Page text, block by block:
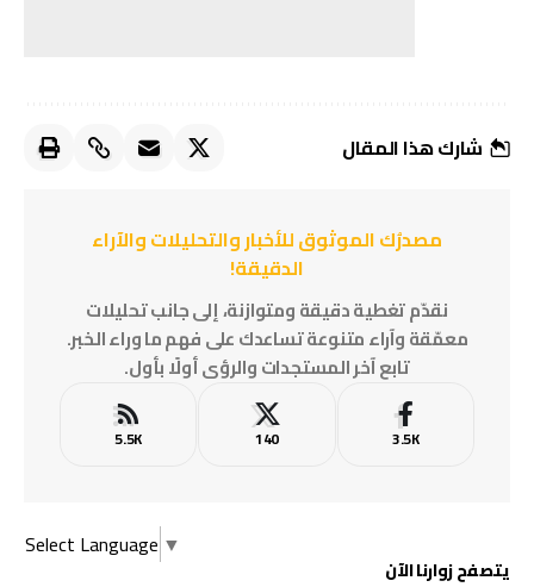
شارك هذا المقال
مصدرُك الموثوق للأخبار والتحليلات والآراء
الدقيقة!
نقدّم تغطية دقيقة ومتوازنة، إلى جانب تحليلات
معمّقة وآراء متنوعة تساعدك على فهم ما وراء الخبر.
تابع آخر المستجدات والرؤى أولًا بأول.
3.5K
140
5.5K
Select Language ▼
يتصفح زوارنا الآن